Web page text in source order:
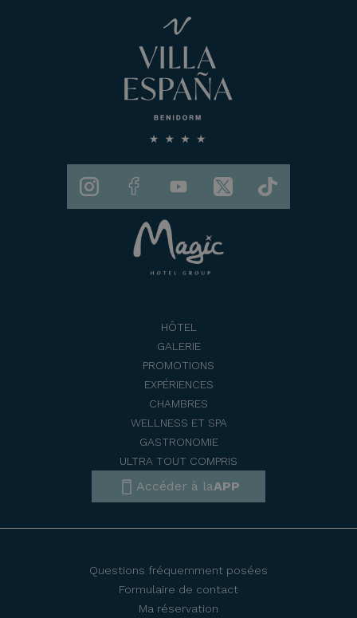
HÔTEL
GALERIE
PROMOTIONS
EXPÉRIENCES
CHAMBRES
WELLNESS ET SPA
GASTRONOMIE
ULTRA TOUT COMPRIS
Accéder à laAPP
Questions fréquemment posées
Formulaire de contact
Ma réservation